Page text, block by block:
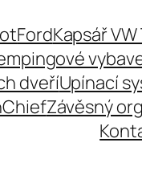
FordKapsář
dveříUpínací
Závěsný